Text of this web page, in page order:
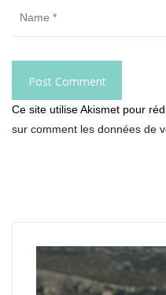
Ce site utilise Akismet pour
sur comment les données de